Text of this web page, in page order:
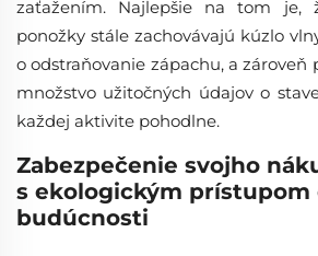
zaťažením. Najlepšie na tom je,
ponožky stále zachovávajú kúzlo
o odstraňovanie zápachu, a zároveň
množstvo užitočných údajov o
každej aktivite pohodlne.
Zabezpečenie svojho
s ekologickým prístupom
budúcnosti